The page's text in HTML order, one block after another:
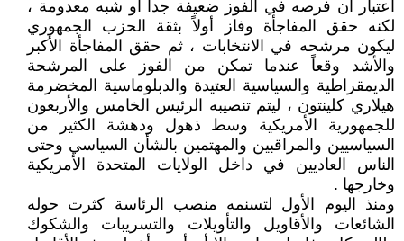
اعتبار أن فرصه في الفوز ضعيفة جداً أو شبه معدومة ،
لكنه حقق المفاجأة وفاز أولاً بثقة الحزب الجمهوري
ليكون مرشحه في الانتخابات ، ثم حقق المفاجأة الأكبر
والأشد وقعاً عندما تمكن من الفوز على المرشحة
الديمقراطية والسياسية العتيدة والدبلوماسية المخضرمة
هيلاري كلينتون ، ليتم تنصيبه الرئيس الخامس والأربعون
للجمهورية الأمريكية وسط ذهول ودهشة الكثير من
السياسيين والمراقبين والمهتمين بالشأن السياسي وحتى
الناس العاديين في داخل الولايات المتحدة الأمريكية
وخارجها .
ومنذ اليوم الأول لتسنمه منصب الرئاسة كثرت حوله
الشائعات والأقاويل والتأويلات والتسريبات والشكوك